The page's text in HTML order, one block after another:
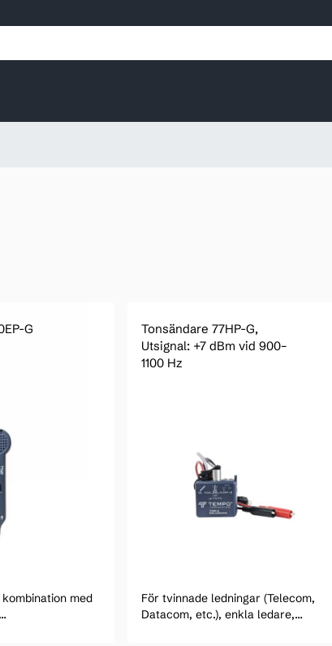
G
med
Tonsändare 77HP-G,
Utsignal: +7 dBm vid 900–
1100 Hz
För tvinnade ledningar (Telecom,
Datacom, etc.), enkla ledare,